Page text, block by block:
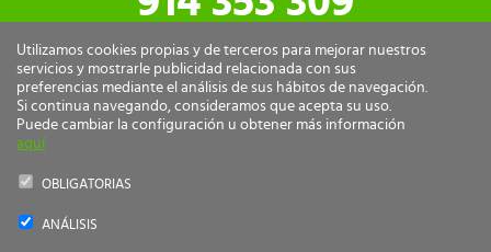
tiendaonline@ecologicaldrive.com
Utilizamos cookies propias y de terceros para mejorar nuestros
servicios y mostrarle publicidad relacionada con sus
preferencias mediante el análisis de sus hábitos de navegación.
Si continua navegando, consideramos que acepta su uso.
Puede cambiar la configuración u obtener más información
aquí
OBLIGATORIAS
ANÁLISIS